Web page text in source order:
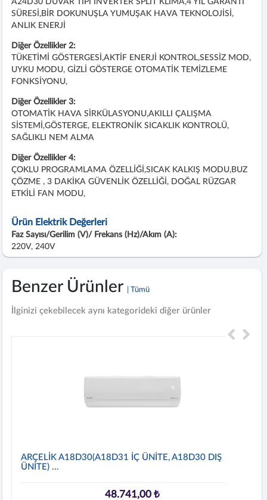
SÜRESİ,BİR DOKUNUŞLA YUMUŞAK HAVA TEKNOLOJİSİ,
ANLIK ENERJİ
Diğer Özellikler 2:
TÜKETİMİ GÖSTERGESİ,AKTİF ENERJİ KONTROL,SESSİZ MOD,
UYKU MODU, GİZLİ GÖSTERGE OTOMATİK TEMİZLEME
FONKSİYONU,
Diğer Özellikler 3:
OTOMATİK HAVA SİRKÜLASYONU,AKILLI ÇALIŞMA
SİSTEMİ,GÖSTERGE, ELEKTRONİK SICAKLIK KONTROLÜ,
SAĞLIKLI NEM ALMA
Diğer Özellikler 4:
ÇOKLU PROGRAMLAMA ÖZELLİĞİ,SICAK KALKIŞ MODU,BUZ
ÇÖZME , 3 DAKİKA GÜVENLİK ÖZELLİĞİ, DOĞAL RÜZGAR
ETKİLİ FAN MODU,
Ürün Elektrik Değerleri
Faz Sayısı/Gerilim (V)/ Frekans (Hz)/Akım (A):
220V, 240V
Benzer Ürünler | Tümü
İlginizi çekebilecek aynı kategorideki diğer ürünler
ARÇELİK A18D30(A18D31 İÇ ÜNİTE, A18D30 DIŞ
ÜNİTE) ...
48.741,00 ₺